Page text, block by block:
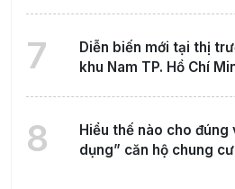
7
Diễn biến mới tại thị
khu Nam TP. Hồ Chí
8
Hiểu thế nào cho đúng
dụng” căn hộ chung